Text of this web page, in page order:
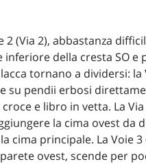
2 (Via 2), abbastanza
della cresta SO e
tornano a dividersi: la
su pendii erbosi
e libro in vetta. La
la cima ovest da
cima principale. La Voie 3
ovest, scende per